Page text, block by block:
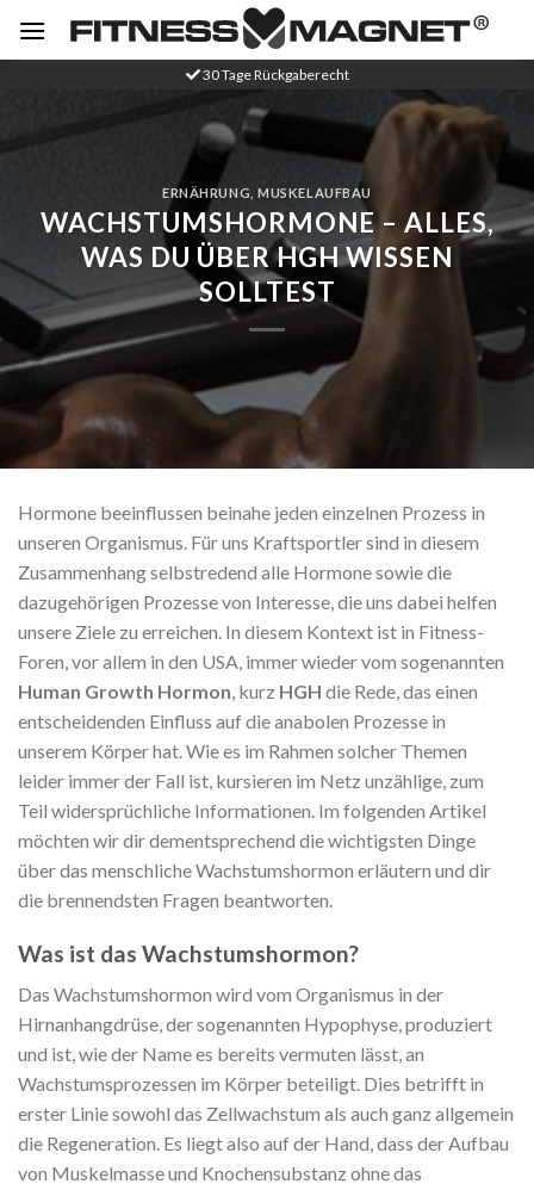
Inhalt
30 Tage Rückgaberecht
ERNÄHRUNG ,MUSKELAUFBAU
WACHSTUMSHORMONE – ALLES,
WAS DU ÜBER HGH WISSEN
SOLLTEST
Hormone beeinflussen beinahe jeden einzelnen Prozess in
unseren Organismus. Für uns Kraftsportler sind in diesem
Zusammenhang selbstredend alle Hormone sowie die
dazugehörigen Prozesse von Interesse, die uns dabei helfen
unsere Ziele zu erreichen. In diesem Kontext ist in Fitness-
Foren, vor allem in den USA, immer wieder vom sogenannten
Human Growth Hormon, kurz HGH die Rede, das einen
entscheidenden Einfluss auf die anabolen Prozesse in
unserem Körper hat. Wie es im Rahmen solcher Themen
leider immer der Fall ist, kursieren im Netz unzählige, zum
Teil widersprüchliche Informationen. Im folgenden Artikel
möchten wir dir dementsprechend die wichtigsten Dinge
über das menschliche Wachstumshormon erläutern und dir
die brennendsten Fragen beantworten.
Was ist das Wachstumshormon?
Das Wachstumshormon wird vom Organismus in der
Hirnanhangdrüse, der sogenannten Hypophyse, produziert
und ist, wie der Name es bereits vermuten lässt, an
Wachstumsprozessen im Körper beteiligt. Dies betrifft in
erster Linie sowohl das Zellwachstum als auch ganz allgemein
die Regeneration. Es liegt also auf der Hand, dass der Aufbau
von Muskelmasse und Knochensubstanz ohne das